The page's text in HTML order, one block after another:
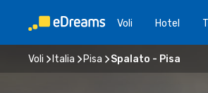
Voli Hotel
Voli Italia Pisa Spalato - Pisa